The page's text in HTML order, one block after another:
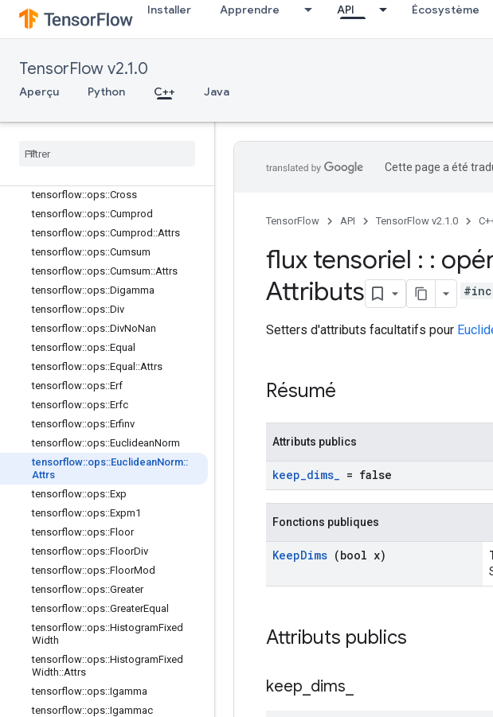
Installer Apprendre API Écosystème
TensorFlow v2.1.0
Aperçu Python C++ Java
tensorflow::ops::ClipByValue
tensorflow::ops::CompareAndBitpac
k
tensorflow::ops::Complex
tensorflow::ops::ComplexAbs
tensorflow
tensorflow::ops::Cross
tensorflow::ops::Cumprod
tensorflow::ops::Cumprod ::Attrs
tensorflow::ops::Cumsum
tensorflow::ops::Cumsum::Attrs
tensorflow::ops::Digamma
tensorflow::ops::Div
tensorflow::ops::DivNoNan
tensorflow::ops::Equal
tensorflow::ops::Equal ::Attrs
tensorflow::ops::Erf
tensorflow::ops::Erfc
tensorflow::ops::Erfinv
tensorflow::ops::EuclideanNorm
tensorflow::ops::EuclideanNorm::
Attrs
tensorflow::ops::Exp
tensorflow::ops::Expm1
tensorflow::ops::Floor
tensorflow::ops::FloorDiv
tensorflow::ops::FloorMod
tensorflow::ops::Greater
tensorflow::ops::GreaterEqual
tensorflow::ops::HistogramFixed
Width
tensorflow::ops::HistogramFixed
Width::Attrs
tensorflow::ops::Igamma
tensorflow::ops::Igammac
Cette page a été
TensorFlow API TensorFlow v2.1.0
flux tensoriel : :
Attributs
Setters d'attributs facultatifs pour
Résumé
Attributs publics
keep_dims_ = false
Fonctions publiques
KeepDims (bool x)
Attributs publics
keep dims